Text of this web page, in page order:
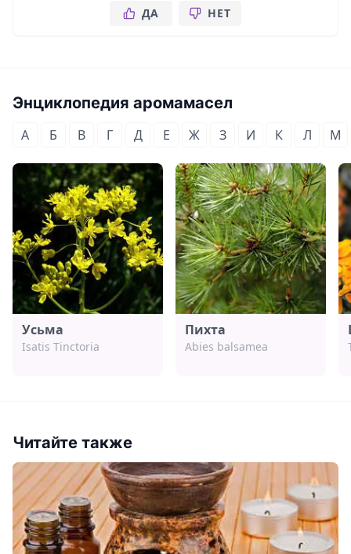
ДА НЕТ
Энциклопедия аромамасел
А Б В Г Д Е Ж З И К Л М
Усьма
Isatis Tinctoria
Пихта
Abies balsamea
Читайте также